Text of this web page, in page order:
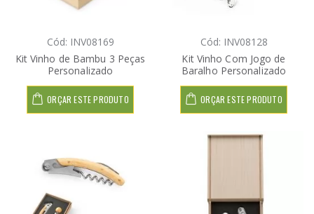
Cód: INV08169
Kit Vinho de Bambu 3 Peças
Personalizado
ORÇAR ESTE PRODUTO
Cód: INV08128
Kit Vinho Com Jogo de
Baralho Personalizado
ORÇAR ESTE PRODUTO